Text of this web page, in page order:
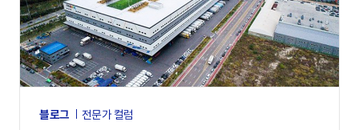
블로그 전문가 컬럼